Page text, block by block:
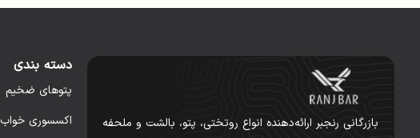
بازرگانی رنجبر ارائه‌دهنده انواع روتختی، پتو، بالشت و ملحفه
دسته بندی
پتوهای ضخیم
اکسسوری خواب